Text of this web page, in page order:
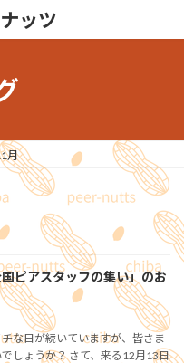
ッツ
月
ピアスタッフの集い」のお
な日が続いていますが、皆さま
しょうか？ さて、来る12月13日